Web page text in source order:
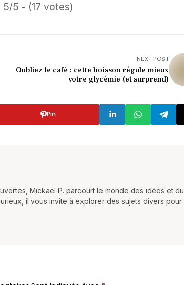
5/5 - (17 votes)
NEXT POST
Oubliez le café : cette boisson régule mieux
votre glycémie (et surprend)
Pin
Mickael P. parcourt le monde des idées et du
il vous invite à explorer des sujets divers pour